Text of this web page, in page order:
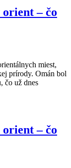
– čo
miest,
prírody. Omán bol
čo už dnes
– čo